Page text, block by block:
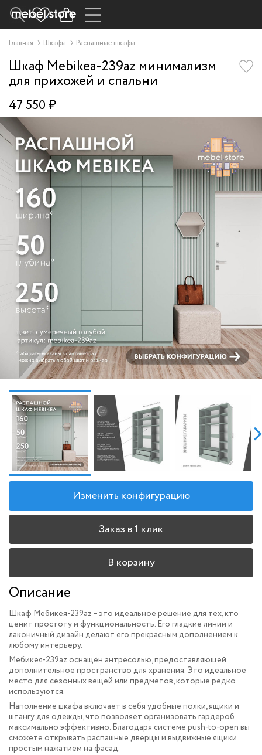
Главная Шкафы Распашные шкафы
Шкаф Mebikea-239az минимализм
для прихожей и спальни
47 550 ₽
Изменить конфигурацию
Заказ в 1 клик
В корзину
Описание
Шкаф Мебикея-239az – это идеальное решение для тех, кто
ценит простоту и функциональность. Его гладкие линии и
лаконичный дизайн делают его прекрасным дополнением к
любому интерьеру.
Мебикея-239az оснащён антресолью, предоставляющей
дополнительное пространство для хранения. Это идеальное
место для сезонных вещей или предметов, которые редко
используются.
Наполнение шкафа включает в себя удобные полки, ящики и
штангу для одежды, что позволяет организовать гардероб
максимально эффективно. Благодаря системе push-to-open вы
сможете открывать распашные дверцы и выдвижные ящики
простым нажатием на фасад.